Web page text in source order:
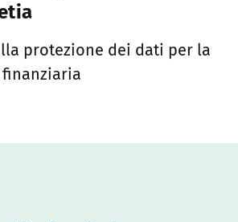
protezione dei dati per la